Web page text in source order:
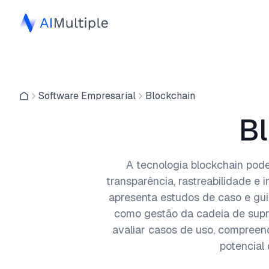
Software Empresarial Blockchain
A tecnologia blockchain
transparência, rastreabilidade e
apresenta estudos de caso e
como gestão da cadeia de
avaliar casos de uso,
potencial